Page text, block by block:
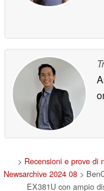
> Recensioni e prove di
Newsarchive 2024 08 >
EX381U con ampio